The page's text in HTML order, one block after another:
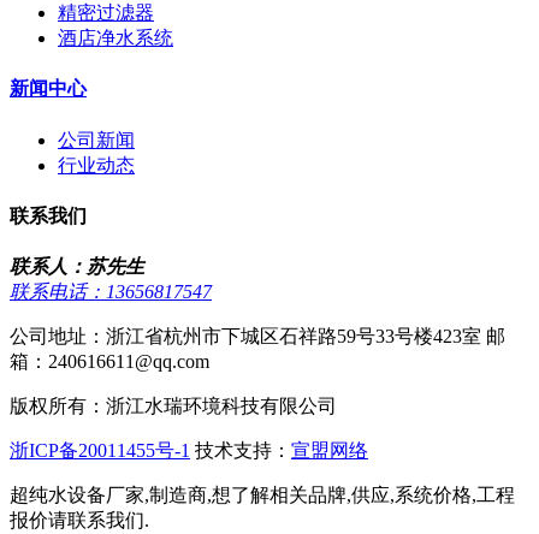
精密过滤器
酒店净水系统
新闻中心
公司新闻
行业动态
联系我们
联系人：苏先生
联系电话：13656817547
公司地址：浙江省杭州市下城区石祥路59号33号楼423室 邮
箱：240616611@qq.com
版权所有：浙江水瑞环境科技有限公司
浙ICP备20011455号-1 技术支持： 宣盟网络
超纯水设备厂家,制造商,想了解相关品牌,供应,系统价格,工程
报价请联系我们.